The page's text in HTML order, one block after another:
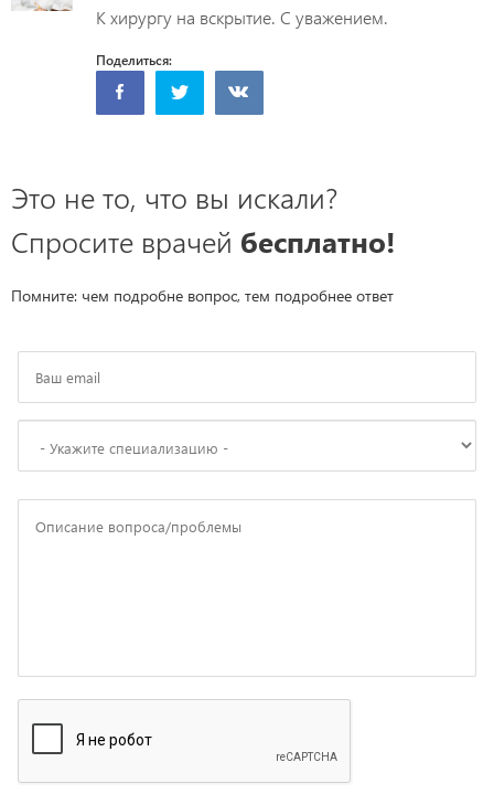
К хирургу на вскрытие. С уважением.
Поделиться:
Это не то, что вы искали?
Спросите врачей бесплатно!
Помните: чем подробне вопрос, тем подробнее ответ